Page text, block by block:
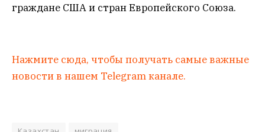
граждане США и стран Европейского Союза.
Нажмите сюда, чтобы получать самые важные
новости в нашем Telegram канале.